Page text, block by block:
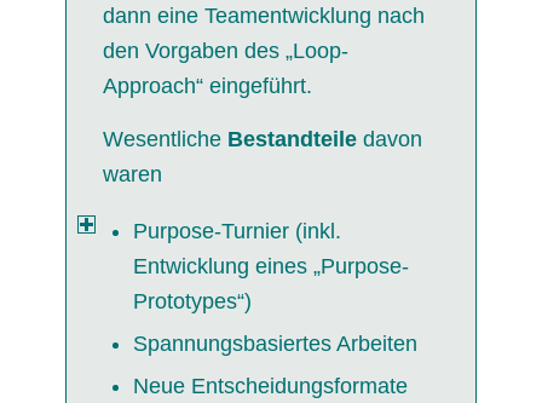
dann eine Teamentwicklung nach
den Vorgaben des „Loop-
Approach“ eingeführt.
Wesentliche Bestandteiledavon
waren
Purpose-Turnier (inkl.
Entwicklung eines „Purpose-
Prototypes“)
Spannungsbasiertes Arbeiten
Neue Entscheidungsformate